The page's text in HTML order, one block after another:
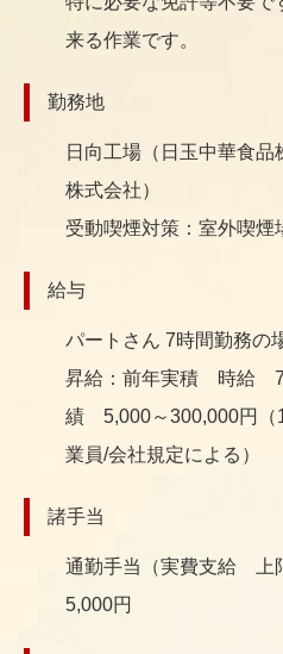
来る作業です。
勤務地
日向工場（日玉中華食
株式会社）
受動喫煙対策：室外喫煙
給与
パートさん 7時間勤務の
昇給：前年実積 時給
績 5,000～300,000円（
業員/会社規定による）
諸手当
通勤手当（実費支給
5,000円